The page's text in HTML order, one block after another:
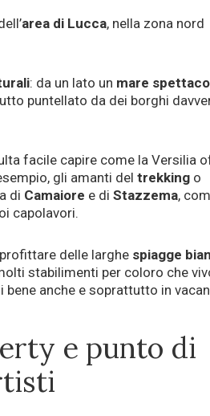
area di Lucca, nella zona nord
: da un lato un mare
puntellato da dei borghi
facile capire come la Versilia
gli amanti del trekking o
di Camaiore e di Stazzema,
capolavori.
delle larghe spiagge
stabilimenti per coloro che
anche e soprattutto in
e punto di